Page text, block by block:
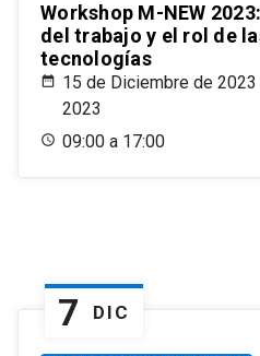
Workshop M-NEW
del trabajo y el rol de
tecnologías
15 de Diciembre de
2023
09:00 a 17:00
7 DIC